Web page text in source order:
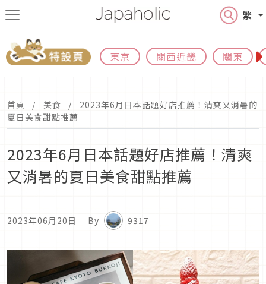
繁
東京 關西近畿 關東
首頁 美食
2023年6月日本話題好店推薦！清爽又消暑的
夏日美食甜點推薦
2023年6月日本話題好店推薦！清爽
又消暑的夏日美食甜點推薦
2023年06月20日 ｜ By 9317